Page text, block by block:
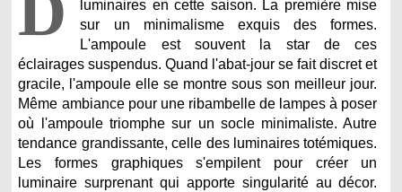
luminaires en cette saison. La première mise
sur un minimalisme exquis des formes.
L'ampoule est souvent la star de ces
éclairages suspendus. Quand l'abat-jour se fait discret et
gracile, l'ampoule elle se montre sous son meilleur jour.
Même ambiance pour une ribambelle de lampes à poser
où l'ampoule triomphe sur un socle minimaliste. Autre
tendance grandissante, celle des luminaires totémiques.
Les formes graphiques s'empilent pour créer un
luminaire surprenant qui apporte singularité au décor.